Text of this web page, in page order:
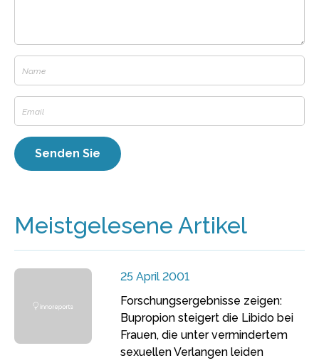
Meistgelesene Artikel
25 April 2001
Forschungsergebnisse zeigen:
Bupropion steigert die Libido bei
Frauen, die unter vermindertem
sexuellen Verlangen leiden